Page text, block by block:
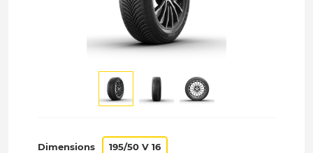
Dimensions 195/50 V 16